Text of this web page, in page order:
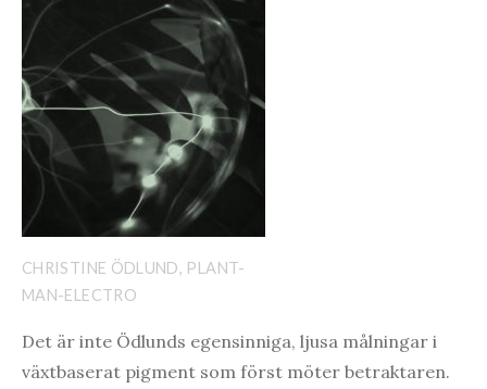
CHRISTINE ÖDLUND, PLANT-
MAN-ELECTRO
Det är inte Ödlunds egensinniga, ljusa målningar i
växtbaserat pigment som först möter betraktaren.